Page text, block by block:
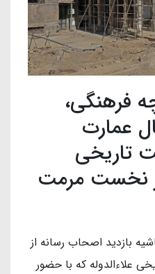
فرهنگی،
عمارت
تاریخی
نخست مرمت
بازدید اصحاب رسانه از
علاءالدوله که با حضور